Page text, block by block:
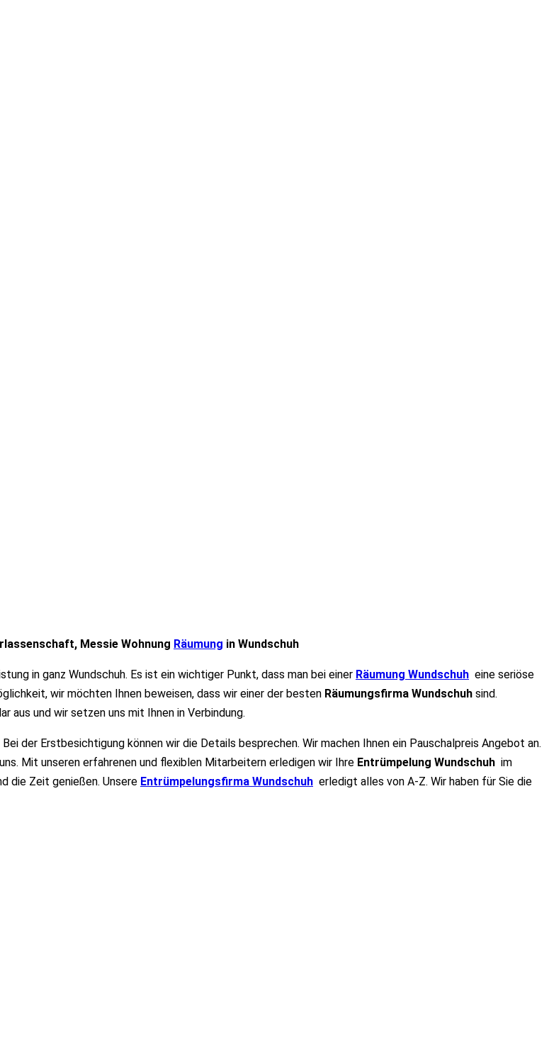
Messie Wohnung Räumung in Wundschuh
in ganz Wundschuh. Es ist ein wichtiger Punkt, dass man bei einer Räumung Wundschuh eine seriöse
wir möchten Ihnen beweisen, dass wir einer der besten Räumungsfirma Wundschuh sind.
und wir setzen uns mit Ihnen in Verbindung.
der Erstbesichtigung können wir die Details besprechen. Wir machen Ihnen ein Pauschalpreis Angebot an.
Mit unseren erfahrenen und flexiblen Mitarbeitern erledigen wir Ihre Entrümpelung Wundschuh im
die Zeit genießen. Unsere Entrümpelungsfirma Wundschuh erledigt alles von A-Z. Wir haben für Sie die